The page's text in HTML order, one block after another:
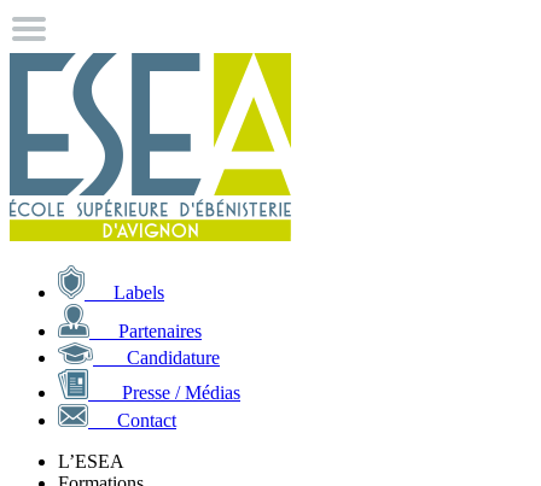
Labels
Partenaires
Candidature
Presse / Médias
Contact
L’ESEA